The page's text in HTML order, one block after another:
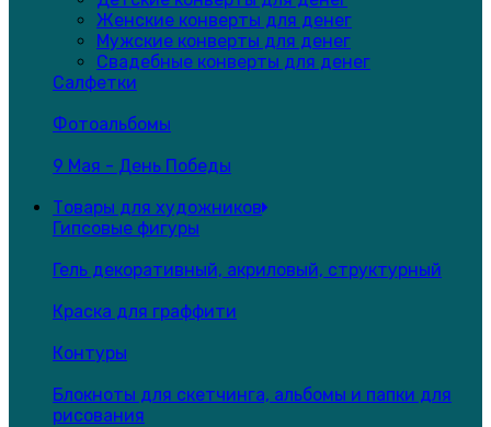
Женские конверты для денег
Мужские конверты для денег
Свадебные конверты для денег
Салфетки
Фотоальбомы
9 Мая - День Победы
Товары для художников
Гипсовые фигуры
Гель декоративный, акриловый, структурный
Краска для граффити
Контуры
Блокноты для скетчинга, альбомы и папки для
рисования